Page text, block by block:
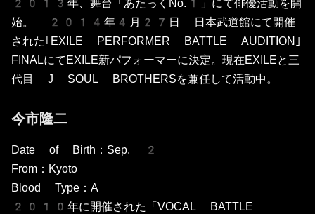
2013年、舞台「あたっくNo.1」にて俳優活動を開
始。 2014年4月27日 日本武道館にて開催
された｢EXILE PERFORMER BATTLE AUDITION｣
FINALにてEXILE新パフォーマーに決定。現在EXILEと三
代目 J SOUL BROTHERSを兼任して活動中。
今市隆二
Date of Birth：Sep. 2
From：Kyoto
Blood Type：A
2010年に開催された「VOCAL BATTLE